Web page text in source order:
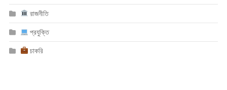
রাজনীতি
প্রযুক্তি
চাকরি